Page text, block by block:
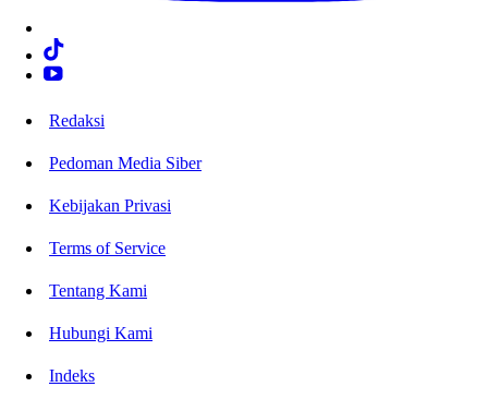
Redaksi
Pedoman Media Siber
Kebijakan Privasi
Terms of Service
Tentang Kami
Hubungi Kami
Indeks